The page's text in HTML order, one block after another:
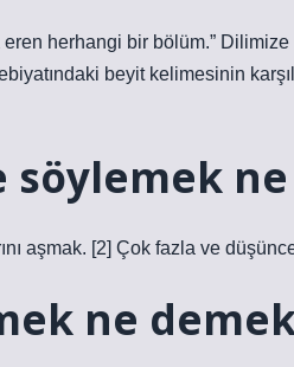
herhangi bir bölüm.” Dilimize
beyit kelimesinin
söylemek
aşmak. [2] Çok fazla ve
ne